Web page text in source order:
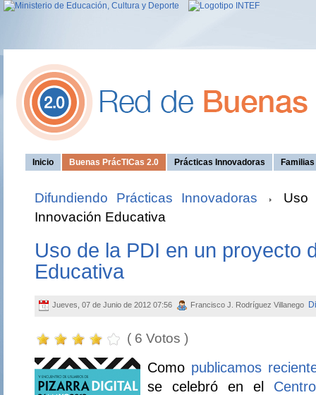
Inicio Buenas PrácTICas 2.0 Prácticas Innovadoras
Difundiendo Prácticas Innovadoras
Uso
Innovación Educativa
Uso de la PDI en un proyecto
Educativa
Jueves, 07 de Junio de 2012 07:56 Francisco J. Rodríguez Villanego
( 6 Votos )
Como publicamos
se celebró en el